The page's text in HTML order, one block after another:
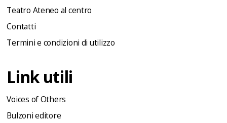
Teatro Ateneo al centro
Contatti
Termini e condizioni di utilizzo
Link utili
Voices of Others
Bulzoni editore